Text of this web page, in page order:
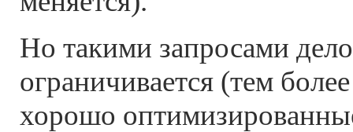
Но такими запросами
ограничивается (тем
хорошо